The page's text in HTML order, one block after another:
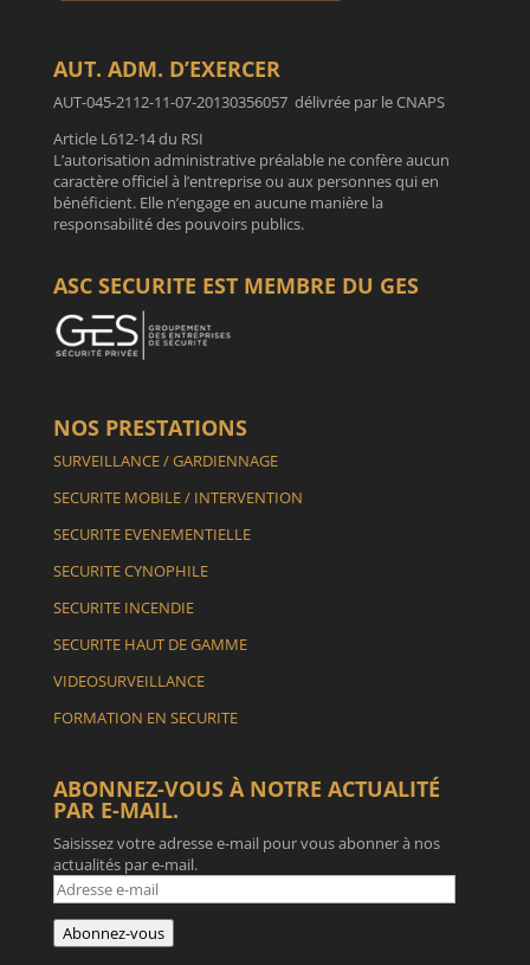
AUT. ADM. D’EXERCER
AUT-045-2112-11-07-20130356057 délivrée par le CNAPS
Article L612-14 du RSI
L’autorisation administrative préalable ne confère aucun
caractère officiel à l’entreprise ou aux personnes qui en
bénéficient. Elle n’engage en aucune manière la
responsabilité des pouvoirs publics.
ASC SECURITE EST MEMBRE DU GES
NOS PRESTATIONS
SURVEILLANCE / GARDIENNAGE
SECURITE MOBILE / INTERVENTION
SECURITE EVENEMENTIELLE
SECURITE CYNOPHILE
SECURITE INCENDIE
SECURITE HAUT DE GAMME
VIDEOSURVEILLANCE
FORMATION EN SECURITE
ABONNEZ-VOUS À NOTRE ACTUALITÉ
PAR E-MAIL.
Saisissez votre adresse e-mail pour vous abonner à nos
actualités par e-mail.
Adresse
e-
mail
Abonnez-vous